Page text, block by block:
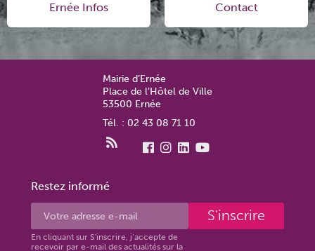
Ernée Infos Contact
Mairie d’Ernée
Place de l’Hôtel de Ville
53500 Ernée
Tél. : 02 43 08 71 10
Restez informé
En cliquant sur S'inscrire, j’accepte de
recevoir par e-mail des actualités sur la
S'inscrire